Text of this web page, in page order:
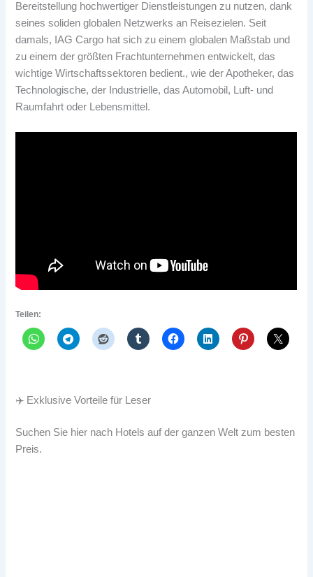
Bereitstellung hochwertiger Dienstleistungen zu nutzen, dank
seines soliden globalen Netzwerks an Reisezielen. Seit
damals, IAG Cargo hat sich zu einem globalen Maßstab und
zu einem der größten Frachtunternehmen entwickelt, das
wichtige Wirtschaftssektoren bedient., wie der Apotheker, das
Technologische, der Industrielle, das Automobil, Luft- und
Raumfahrt oder Lebensmittel.
Teilen:
✈️ Exklusive Vorteile für Leser
Suchen Sie hier nach Hotels auf der ganzen Welt zum besten
Preis.